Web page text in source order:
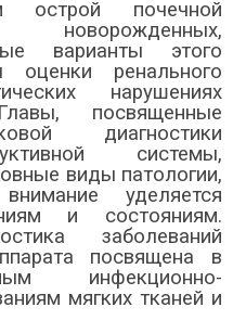
острой почечной
новорожденных,
варианты этого
оценки ренального
нарушениях
посвященные
диагностики
системы,
виды патологии,
уделяется
и состояниям.
заболеваний
посвящена в
инфекционно-
мягких тканей и